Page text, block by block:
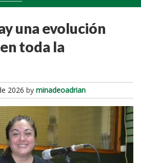
una evolución
toda la
2026 by minadeoadrian